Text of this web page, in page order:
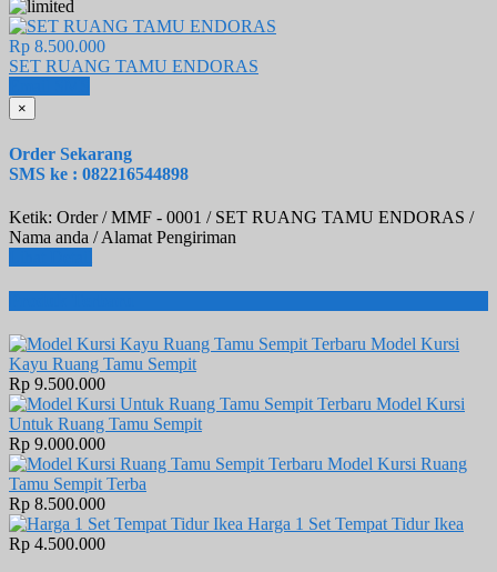
Rp 8.500.000
SET RUANG TAMU ENDORAS
×
Order Sekarang
SMS ke : 082216544898
Ketik: Order / MMF - 0001 / SET RUANG TAMU ENDORAS /
Nama anda / Alamat Pengiriman
Model Kursi
Kayu Ruang Tamu Sempit
Rp 9.500.000
Model Kursi
Untuk Ruang Tamu Sempit
Rp 9.000.000
Model Kursi Ruang
Tamu Sempit Terba
Rp 8.500.000
Harga 1 Set Tempat Tidur Ikea
Rp 4.500.000